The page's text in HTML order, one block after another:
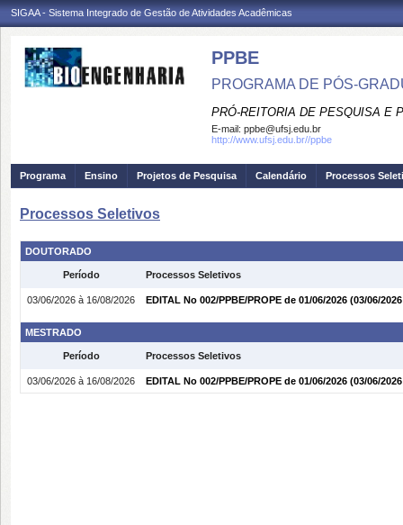
SIGAA - Sistema Integrado de Gestão de Atividades Acadêmicas
PPBE
PROGRAMA DE PÓS-
PRÓ-REITORIA DE PESQUISA E
E-mail: ppbe@ufsj.edu.br
http://www.ufsj.edu.br//ppbe
Programa Ensino Projetos de Pesquisa Calendário Processos
Processos Seletivos
DOUTORADO
Período Processos Seletivos
03/06/2026 à 16/08/2026 EDITAL No 002/PPBE/PROPE de 01/06/2026 (03/06/
MESTRADO
Período Processos Seletivos
03/06/2026 à 16/08/2026 EDITAL No 002/PPBE/PROPE de 01/06/2026 (03/06/